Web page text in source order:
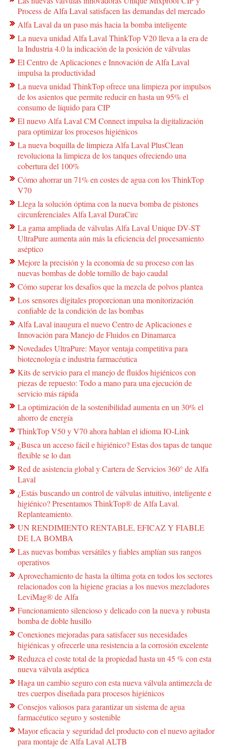
Process de Alfa Laval satisfacen las demandas del mercado
Alfa Laval da un paso más hacia la bomba inteligente
La nueva unidad Alfa Laval ThinkTop V20 lleva a la era de
la Industria 4.0 la indicación de la posición de válvulas
El Centro de Aplicaciones e Innovación de Alfa Laval
impulsa la productividad
La nueva unidad ThinkTop ofrece una limpieza por impulsos
de los asientos que permite reducir en hasta un 95% el
consumo de líquido para CIP
El nuevo Alfa Laval CM Connect impulsa la digitalización
para optimizar los procesos higiénicos
La nueva boquilla de limpieza Alfa Laval PlusClean
revoluciona la limpieza de los tanques ofreciendo una
cobertura del 100%
Cómo ahorrar un 71% en costes de agua con los ThinkTop
V70
Llega la solución óptima con la nueva bomba de pistones
circunferenciales Alfa Laval DuraCirc
La gama ampliada de válvulas Alfa Laval Unique DV-ST
UltraPure aumenta aún más la eficiencia del procesamiento
aséptico
Mejore la precisión y la economía de su proceso con las
nuevas bombas de doble tornillo de bajo caudal
Cómo superar los desafíos que la mezcla de polvos plantea
Los sensores digitales proporcionan una monitorización
confiable de la condición de las bombas
Alfa Laval inaugura el nuevo Centro de Aplicaciones e
Innovación para Manejo de Fluidos en Dinamarca
Novedades UltraPure: Mayor ventaja competitiva para
biotecnología e industria farmacéutica
Kits de servicio para el manejo de fluidos higiénicos con
piezas de repuesto: Todo a mano para una ejecución de
servicio más rápida
La optimización de la sostenibilidad aumenta en un 30% el
ahorro de energía
ThinkTop V50 y V70 ahora hablan el idioma IO-Link
¿Busca un acceso fácil e higiénico? Estas dos tapas de tanque
flexible se lo dan
Red de asistencia global y Cartera de Servicios 360° de Alfa
Laval
¿Estás buscando un control de válvulas intuitivo, inteligente e
higiénico? Presentamos ThinkTop® de Alfa Laval.
Replanteamiento.
UN RENDIMIENTO RENTABLE, EFICAZ Y FIABLE
DE LA BOMBA
Las nuevas bombas versátiles y fiables amplían sus rangos
operativos
Aprovechamiento de hasta la última gota en todos los sectores
relacionados con la higiene gracias a los nuevos mezcladores
LeviMag® de Alfa
Funcionamiento silencioso y delicado con la nueva y robusta
bomba de doble husillo
Conexiones mejoradas para satisfacer sus necesidades
higiénicas y ofrecerle una resistencia a la corrosión excelente
Reduzca el coste total de la propiedad hasta un 45 % con esta
nueva válvula aséptica
Haga un cambio seguro con esta nueva válvula antimezcla de
tres cuerpos diseñada para procesos higiénicos
Consejos valiosos para garantizar un sistema de agua
farmacéutico seguro y sostenible
Mayor eficacia y seguridad del producto con el nuevo agitador
para montaje de Alfa Laval ALTB